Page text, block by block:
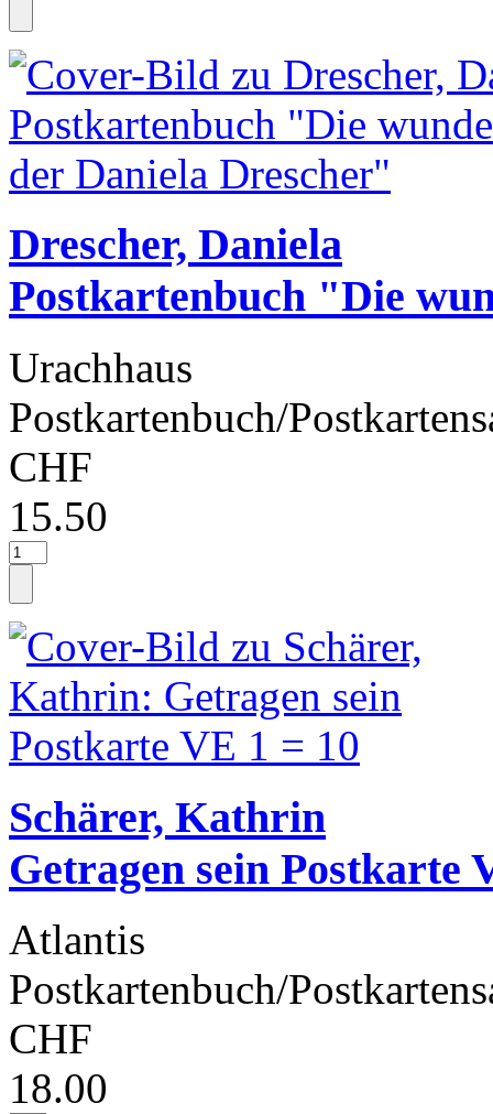
Drescher, Daniela
Postkartenbuch "Die
Urachhaus
Postkartenbuch/
CHF
15.50
Schärer, Kathrin
Getragen sein Postkarte
Atlantis
Postkartenbuch/
CHF
18.00